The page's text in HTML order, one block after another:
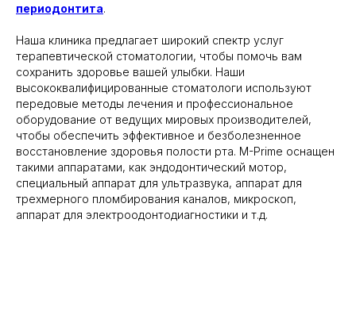
периодонтита.
Наша клиника предлагает широкий спектр услуг
терапевтической стоматологии, чтобы помочь вам
сохранить здоровье вашей улыбки. Наши
высококвалифицированные стоматологи используют
передовые методы лечения и профессиональное
оборудование от ведущих мировых производителей,
чтобы обеспечить эффективное и безболезненное
восстановление здоровья полости рта. M-Prime оснащен
такими аппаратами, как эндодонтический мотор,
специальный аппарат для ультразвука, аппарат для
трехмерного пломбирования каналов, микроскоп,
аппарат для электроодонтодиагностики и т.д.